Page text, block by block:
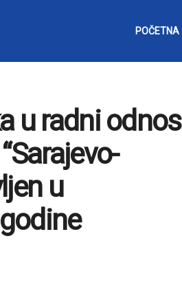
POČETNA
u radni odnos
u